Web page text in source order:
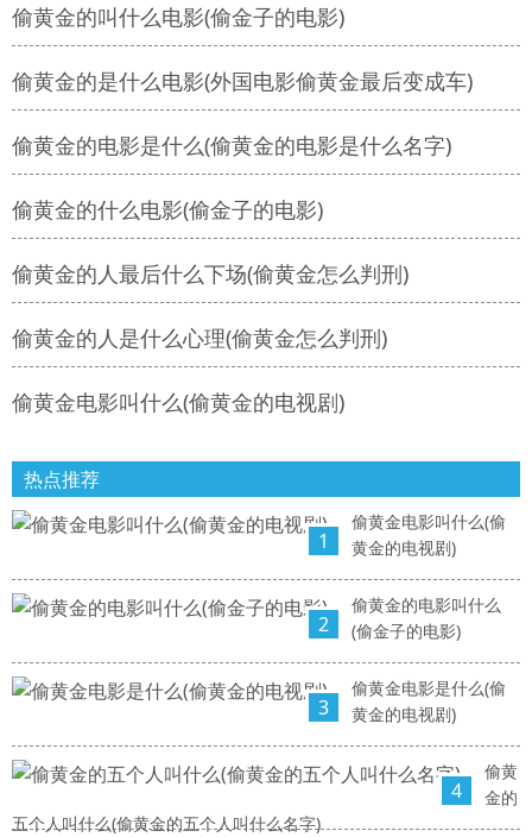
偷黄金的叫什么电影(偷金子的电影)
偷黄金的是什么电影(外国电影偷黄金最后变成车)
偷黄金的电影是什么(偷黄金的电影是什么名字)
偷黄金的什么电影(偷金子的电影)
偷黄金的人最后什么下场(偷黄金怎么判刑)
偷黄金的人是什么心理(偷黄金怎么判刑)
偷黄金电影叫什么(偷黄金的电视剧)
热点推荐
1
偷黄金电影叫什么(偷
黄金的电视剧)
2
偷黄金的电影叫什么
(偷金子的电影)
3
偷黄金电影是什么(偷
黄金的电视剧)
4
偷黄
金的
五个人叫什么(偷黄金的五个人叫什么名字)